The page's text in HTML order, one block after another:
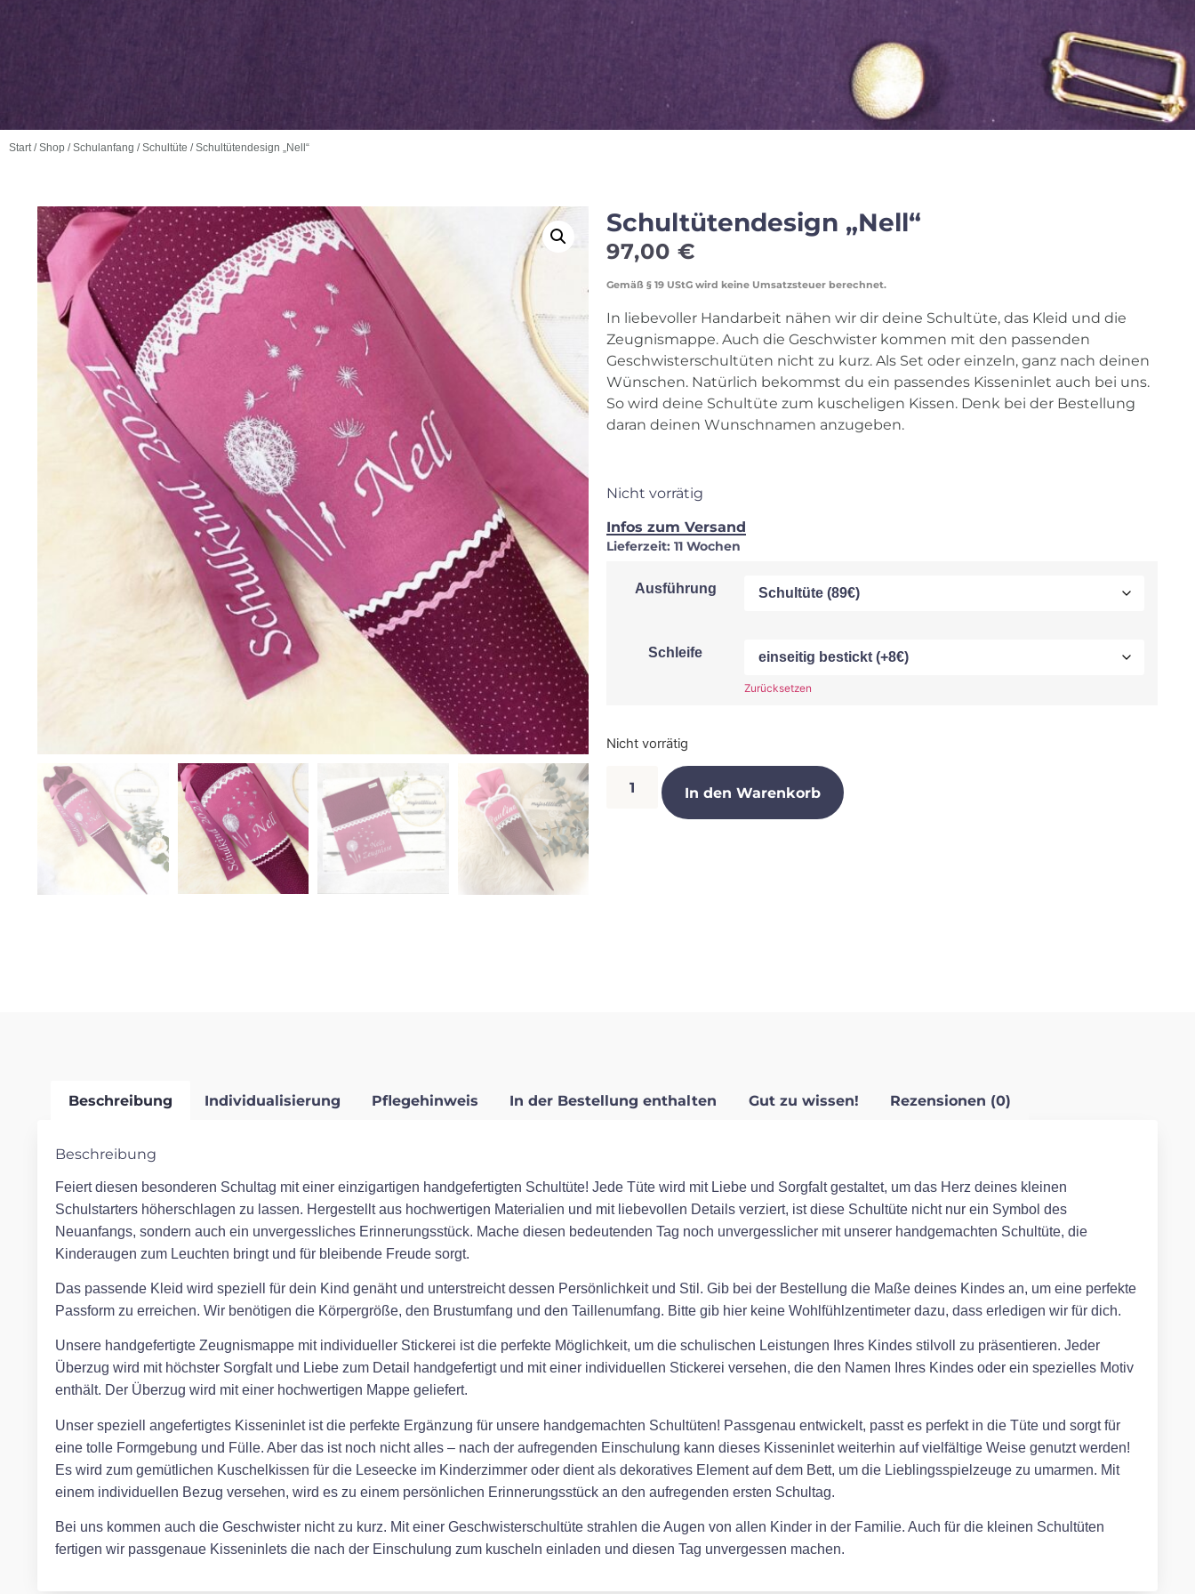
Start /Shop /Schulanfang /Schultüte / Schultütendesign „Nell“
Schultütendesign „Nell“
97,00 €
Gemäß § 19 UStG wird keine Umsatzsteuer berechnet.
In liebevoller Handarbeit nähen wir dir deine Schultüte, das Kleid und die
Zeugnismappe. Auch die Geschwister kommen mit den passenden
Geschwisterschultüten nicht zu kurz. Als Set oder einzeln, ganz nach deinen
Wünschen. Natürlich bekommst du ein passendes Kisseninlet auch bei uns.
So wird deine Schultüte zum kuscheligen Kissen. Denk bei der Bestellung
daran deinen Wunschnamen anzugeben.
Nicht vorrätig
Infos zum Versand
Lieferzeit: 11 Wochen
Ausführung
Schleife
Zurücksetzen
Nicht vorrätig
In den Warenkorb
Beschreibung Individualisierung Pflegehinweis In der Bestellung enthalten Gut zu wissen! Rezensionen (0)
Beschreibung
Feiert diesen besonderen Schultag mit einer einzigartigen handgefertigten Schultüte! Jede Tüte wird mit Liebe und Sorgfalt gestaltet, um das Herz deines kleinen
Schulstarters höherschlagen zu lassen. Hergestellt aus hochwertigen Materialien und mit liebevollen Details verziert, ist diese Schultüte nicht nur ein Symbol des
Neuanfangs, sondern auch ein unvergessliches Erinnerungsstück. Mache diesen bedeutenden Tag noch unvergesslicher mit unserer handgemachten Schultüte, die
Kinderaugen zum Leuchten bringt und für bleibende Freude sorgt.
Das passende Kleid wird speziell für dein Kind genäht und unterstreicht dessen Persönlichkeit und Stil. Gib bei der Bestellung die Maße deines Kindes an, um eine perfekte
Passform zu erreichen. Wir benötigen die Körpergröße, den Brustumfang und den Taillenumfang. Bitte gib hier keine Wohlfühlzentimeter dazu, dass erledigen wir für dich.
Unsere handgefertigte Zeugnismappe mit individueller Stickerei ist die perfekte Möglichkeit, um die schulischen Leistungen Ihres Kindes stilvoll zu präsentieren. Jeder
Überzug wird mit höchster Sorgfalt und Liebe zum Detail handgefertigt und mit einer individuellen Stickerei versehen, die den Namen Ihres Kindes oder ein spezielles Motiv
enthält. Der Überzug wird mit einer hochwertigen Mappe geliefert.
Unser speziell angefertigtes Kisseninlet ist die perfekte Ergänzung für unsere handgemachten Schultüten! Passgenau entwickelt, passt es perfekt in die Tüte und sorgt für
eine tolle Formgebung und Fülle. Aber das ist noch nicht alles – nach der aufregenden Einschulung kann dieses Kisseninlet weiterhin auf vielfältige Weise genutzt werden!
Es wird zum gemütlichen Kuschelkissen für die Leseecke im Kinderzimmer oder dient als dekoratives Element auf dem Bett, um die Lieblingsspielzeuge zu umarmen. Mit
einem individuellen Bezug versehen, wird es zu einem persönlichen Erinnerungsstück an den aufregenden ersten Schultag.
Bei uns kommen auch die Geschwister nicht zu kurz. Mit einer Geschwisterschultüte strahlen die Augen von allen Kinder in der Familie. Auch für die kleinen Schultüten
fertigen wir passgenaue Kisseninlets die nach der Einschulung zum kuscheln einladen und diesen Tag unvergessen machen.